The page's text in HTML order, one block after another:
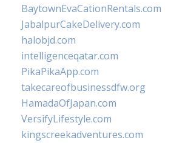
BaytownEvaCationRentals.com
JabalpurCakeDelivery.com
halobjd.com
intelligenceqatar.com
PikaPikaApp.com
takecareofbusinessdfw.org
HamadaOfJapan.com
VersifyLifestyle.com
kingscreekadventures.com